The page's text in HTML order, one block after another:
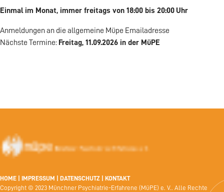
Einmal im Monat, immer freitags von 18:00 bis 20:00 Uhr
Anmeldungen an die allgemeine Müpe Emailadresse
Nächste Termine: Freitag, 11.09.2026 in der MüPE
HOME IMPRESSUM DATENSCHUTZ
KONTAKT
Copyright © 2023 Münchner Psychiatrie-Erfahrene (MüPE) e. V.. Alle Rechte